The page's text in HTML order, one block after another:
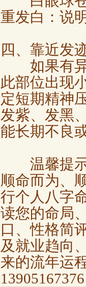
重发白：说
四、靠近发
如果有异
此部位出现
定短期精神
发紫、发黑
能长期不良
温馨提示
顺命而为、
行个人八字
读您的命局
口、性格简
及就业趋向
来的流年运
13905167376